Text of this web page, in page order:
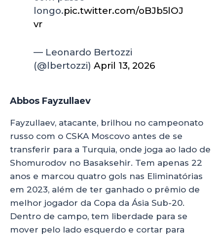
longo.pic.twitter.com/oBJb5lOJ
vr
— Leonardo Bertozzi
(@lbertozzi)April 13, 2026
Abbos Fayzullaev
Fayzullaev, atacante, brilhou no campeonato
russo com o CSKA Moscovo antes de se
transferir para a Turquia, onde joga ao lado de
Shomurodov no Basaksehir. Tem apenas 22
anos e marcou quatro gols nas Eliminatórias
em 2023, além de ter ganhado o prêmio de
melhor jogador da Copa da Ásia Sub-20.
Dentro de campo, tem liberdade para se
mover pelo lado esquerdo e cortar para